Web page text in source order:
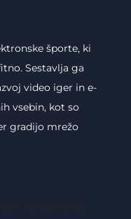
športe, ki
Sestavlja ga
video iger in e-
vsebin, kot so
gradijo mrežo